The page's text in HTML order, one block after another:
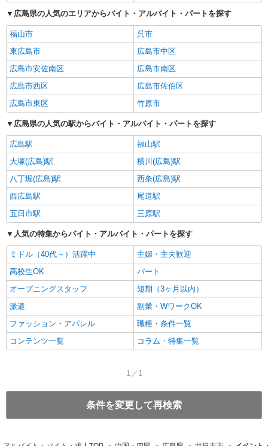
広島県の人気のエリアからバイト・アルバイト・パートを探す
福山市
呉市
東広島市
広島市中区
広島市安佐南区
広島市南区
広島市西区
広島市佐伯区
広島市東区
竹原市
広島県の人気の駅からバイト・アルバイト・パートを探す
広島駅
福山駅
大塚(広島)駅
横川(広島)駅
八丁堀(広島)駅
西条(広島)駅
西広島駅
尾道駅
五日市駅
三原駅
人気の特集からバイト・アルバイト・パートを探す
ミドル（40代～）活躍中
主婦・主夫歓迎
高校生OK
パート
オープニングスタッフ
短期（3ヶ月以内）
派遣
副業・WワークOK
ファッション・アパレル
職種・条件一覧
コンテンツ一覧
コラム・特集一覧
1／1
条件を変更して再検索